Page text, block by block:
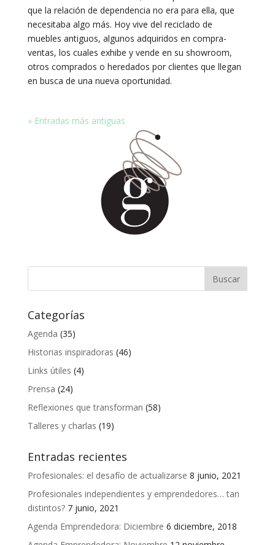
que la relación de dependencia no era para ella, que
necesitaba algo más. Hoy vive del reciclado de
muebles antiguos, algunos adquiridos en compra-
ventas, los cuales exhibe y vende en su showroom,
otros comprados o heredados por clientes que llegan
en busca de una nueva oportunidad.
« Entradas más antiguas
Categorías
Agenda (35)
Historias inspiradoras (46)
Links útiles (4)
Prensa (24)
Reflexiones que transforman (58)
Talleres y charlas (19)
Entradas recientes
Profesionales: el desafío de actualizarse 8 junio, 2021
Profesionales independientes y emprendedores… tan
distintos? 7 junio, 2021
Agenda Emprendedora: Diciembre 6 diciembre, 2018